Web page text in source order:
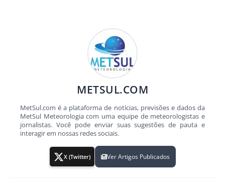
METSUL.COM
MetSul.com é a plataforma de notícias, previsões e dados da
MetSul Meteorologia com uma equipe de meteorologistas e
jornalistas. Você pode enviar suas sugestões de pauta e
interagir em nossas redes sociais.
X (Twitter) Ver Artigos Publicados